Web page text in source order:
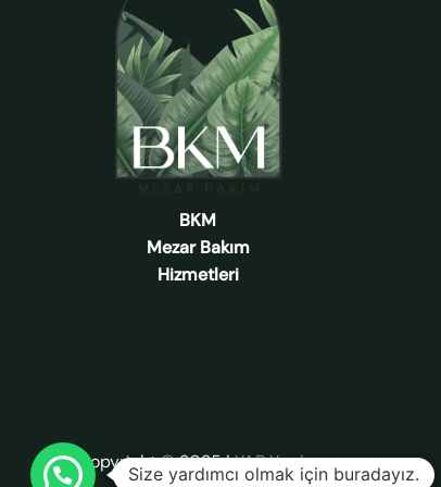
BKM
Mezar Bakım
Hizmetleri
Copyright © 2025|YAP Yazılım
Size yardımcı olmak için buradayız.